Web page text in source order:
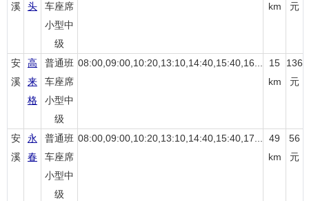
溪
头
车座席
小型中
级
km
元
安
溪
高
来
格
普通班
车座席
小型中
级
08:00,09:00,10:20,13:10,14:40,15:40,16...
15
km
136
元
安
溪
永
春
普通班
车座席
小型中
级
08:00,09:00,10:20,13:10,14:40,15:40,17...
49
km
56
元